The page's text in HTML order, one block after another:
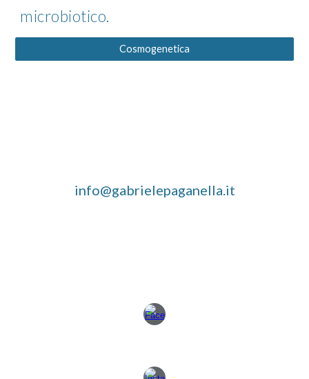
microbiotico.
Cosmogenetica
info@gabrielepaganella.it